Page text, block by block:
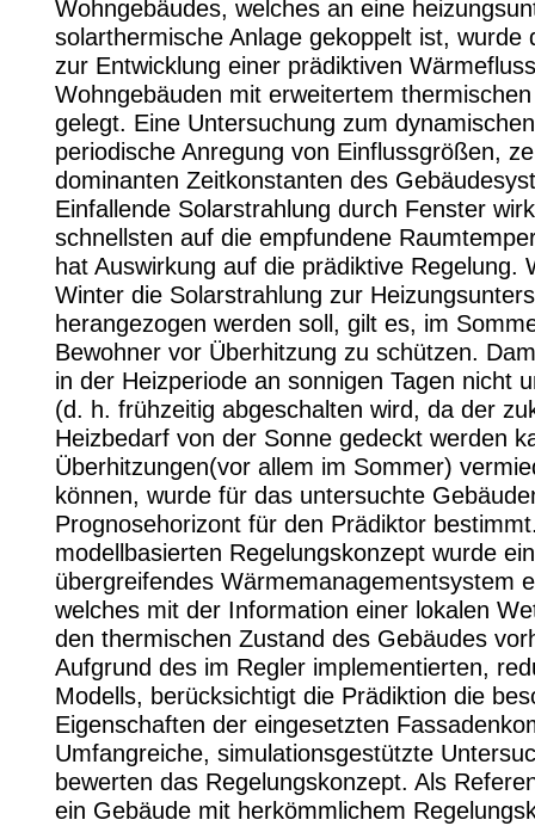
Wohngebäudes, welches an eine
solarthermische Anlage gekoppelt ist, wurde
zur Entwicklung einer prädiktiven
Wohngebäuden mit erweitertem
gelegt. Eine Untersuchung zum
periodische Anregung von Einflussgrößen,
dominanten Zeitkonstanten des
Einfallende Solarstrahlung durch Fenster
schnellsten auf die empfundene
hat Auswirkung auf die prädiktive Regelung.
Winter die Solarstrahlung zur
herangezogen werden soll, gilt es, im
Bewohner vor Überhitzung zu schützen.
in der Heizperiode an sonnigen Tagen nicht
(d. h. frühzeitig abgeschalten wird, da der
Heizbedarf von der Sonne gedeckt werden
Überhitzungen(vor allem im Sommer)
können, wurde für das untersuchte
Prognosehorizont für den Prädiktor
modellbasierten Regelungskonzept wurde ein
übergreifendes Wärmemanagementsystem
welches mit der Information einer lokalen
den thermischen Zustand des Gebäudes
Aufgrund des im Regler implementierten,
Modells, berücksichtigt die Prädiktion die
Eigenschaften der eingesetzten
Umfangreiche, simulationsgestützte
bewerten das Regelungskonzept. Als
ein Gebäude mit herkömmlichem